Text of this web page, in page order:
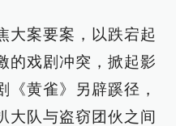
大案要案，以跌宕起
的戏剧冲突，掀起影
《黄雀》另辟蹊径，
大队与盗窃团伙之间